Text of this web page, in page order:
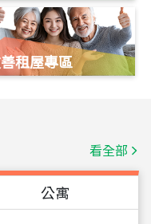
租屋專區
看全部
公寓